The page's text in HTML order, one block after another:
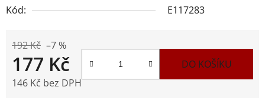
Kód:
E117283
192 Kč –7 %
177 Kč
146 Kč bez DPH
DO KOŠÍKU